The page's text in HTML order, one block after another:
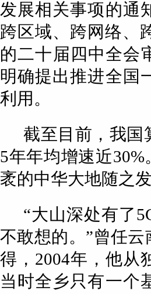
发展相关事项的通
跨区域、跨网络、
的二十届四中全会
明确提出推进全国
利用。
截至目前，我国
5年年均增速近
袤的中华大地随之
“大山深处有了
不敢想的。”曾任
得，2004年，他从
当时全乡只有一个